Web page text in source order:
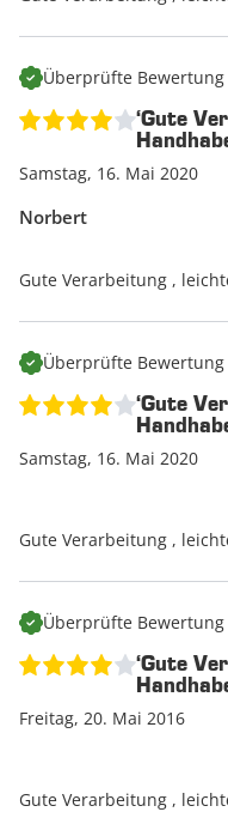
Überprüfte Bewertung
Norbert
‘Gute
Samstag, 16. Mai 2020
Gute Verarbeitung ,
Überprüfte Bewertung
‘Gute
Samstag, 16. Mai 2020
Gute Verarbeitung ,
Überprüfte Bewertung
‘Gute
Freitag, 20. Mai 2016
Gute Verarbeitung ,